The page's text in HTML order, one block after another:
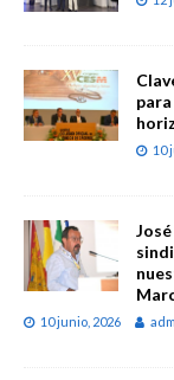
10
10 junio, 2026